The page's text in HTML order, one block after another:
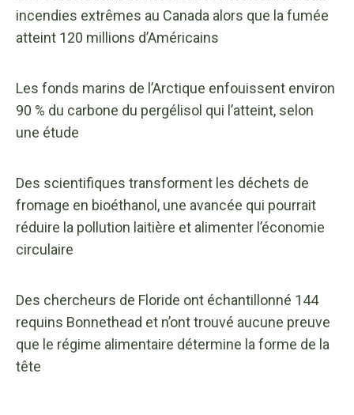
incendies extrêmes au Canada alors que la fumée
atteint 120 millions d’Américains
Les fonds marins de l’Arctique enfouissent environ
90 % du carbone du pergélisol qui l’atteint, selon
une étude
Des scientifiques transforment les déchets de
fromage en bioéthanol, une avancée qui pourrait
réduire la pollution laitière et alimenter l’économie
circulaire
Des chercheurs de Floride ont échantillonné 144
requins Bonnethead et n’ont trouvé aucune preuve
que le régime alimentaire détermine la forme de la
tête